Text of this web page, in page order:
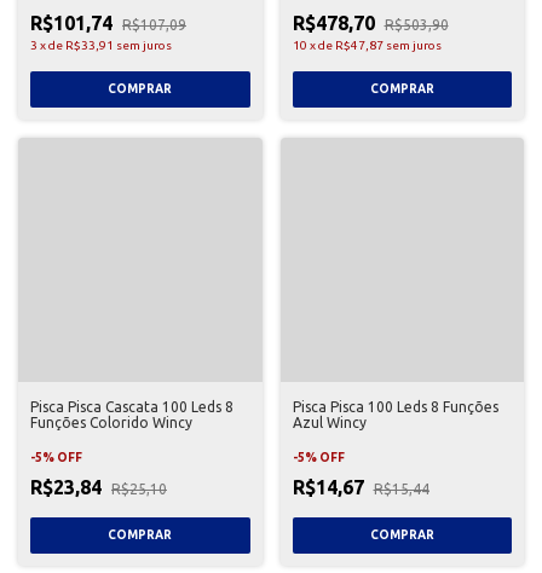
R$101,74 R$107,09
3 xde R$33,91 sem juros
R$478,70 R$503,90
10 xde R$47,87 sem juros
Pisca Pisca Cascata 100 Leds 8
Funções Colorido Wincy
-5% OFF
R$23,84 R$25,10
Pisca Pisca 100 Leds 8 Funções
Azul Wincy
-5% OFF
R$14,67 R$15,44